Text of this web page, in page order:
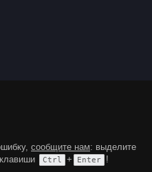
сообщите нам: выделите
Ctrl + Enter !